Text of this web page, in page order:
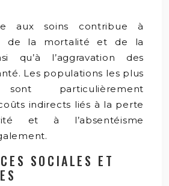
aux soins contribue à
de la mortalité et de la
qu’à l’aggravation des
Les populations les plus
sont particulièrement
indirects liés à la perte
et à l’absentéisme
SOCIALES ET